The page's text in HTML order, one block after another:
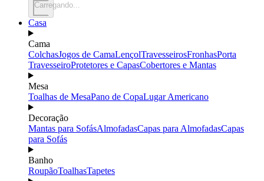
Carregando...
Casa
Cama
ColchasJogos de CamaLençolTravesseirosFronhasPorta
TravesseiroProtetores e CapasCobertores e Mantas
Mesa
Toalhas de MesaPano de CopaLugar Americano
Decoração
Mantas para SofásAlmofadasCapas para AlmofadasCapas
para Sofás
Banho
RoupãoToalhasTapetes